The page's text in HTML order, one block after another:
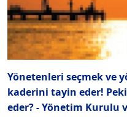
Yönetenleri seçmek ve
kaderini tayin eder!
eder? - Yönetim Kurulu